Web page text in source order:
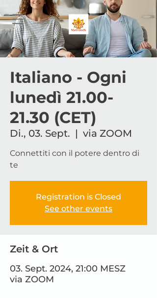
Italiano - Ogni
lunedì 21.00-
21.30 (CET)
Di., 03. Sept.
  |
via ZOOM
Connettiti con il potere dentro di
te
Registration is Closed
See other events
Zeit & Ort
03. Sept. 2024, 21:00 MESZ
via ZOOM